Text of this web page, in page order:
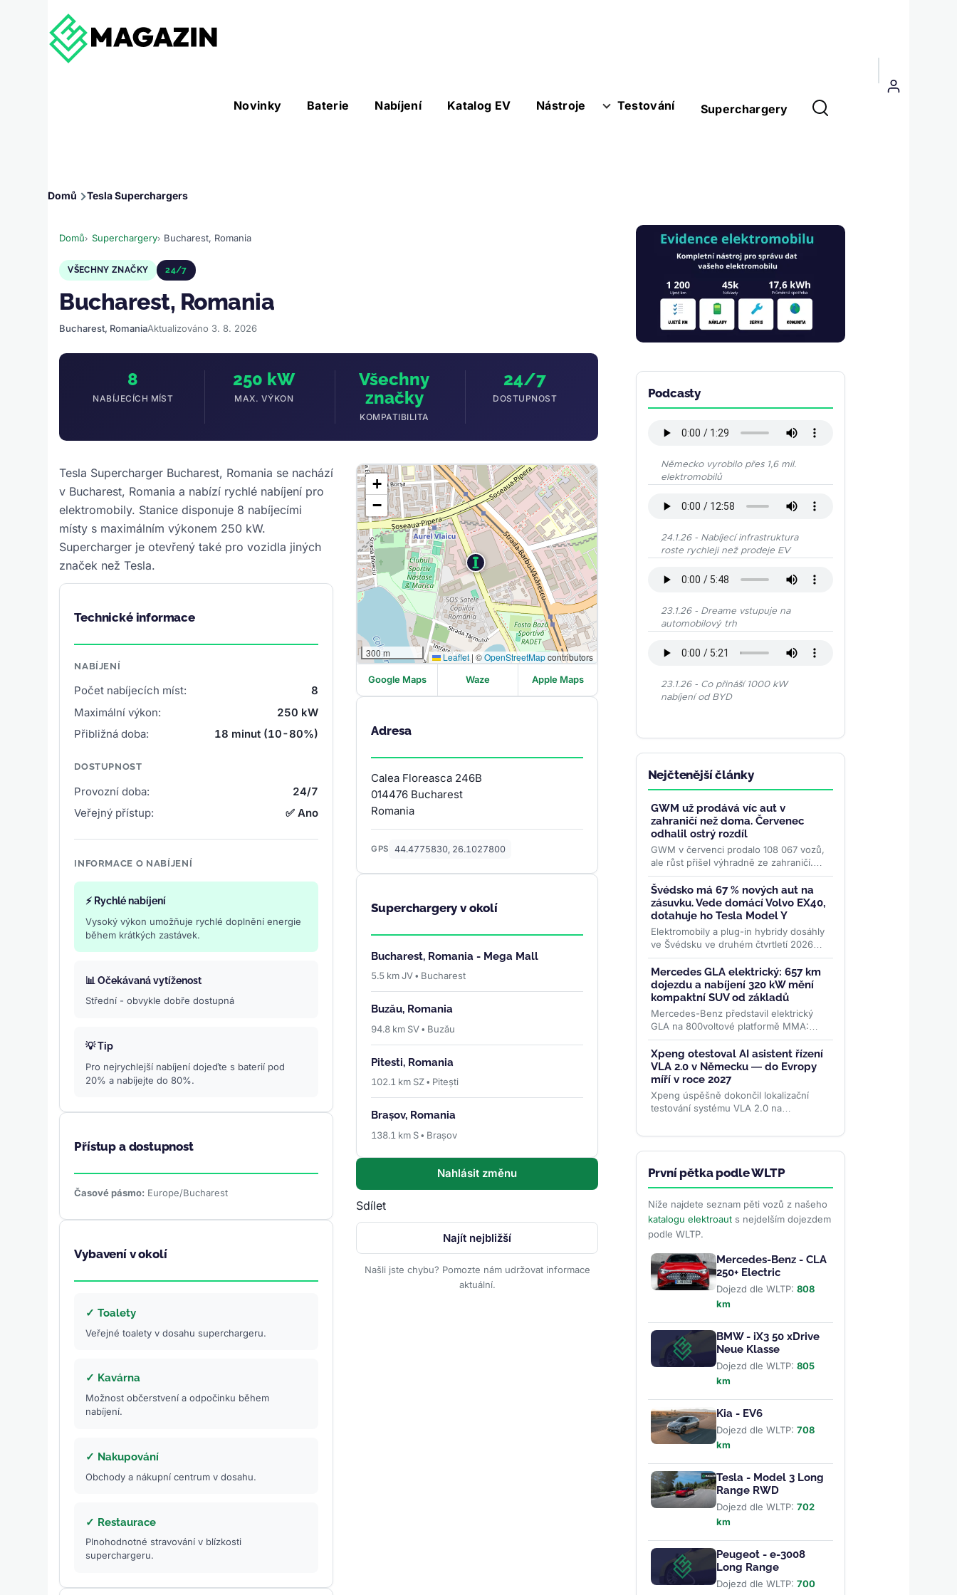
Hlavní
Novinky Baterie Nabíjení Katalog EV Nástroje
Nástroje sub-navigation Testování Superchargery
Menu
uživatelského
Drobečková
navigace
Domů Tesla Superchargers
Domů Superchargery Bucharest, Romania
VŠECHNY ZNAČKY 24/7
Bucharest, Romania
Bucharest, RomaniaAktualizováno 3. 8. 2026
8
NABÍJECÍCH MÍST
250 kW
MAX. VÝKON
Všechny
značky
KOMPATIBILITA
24/7
DOSTUPNOST
Tesla Supercharger Bucharest, Romania se nachází
v Bucharest, Romania a nabízí rychlé nabíjení pro
elektromobily. Stanice disponuje 8 nabíjecími
místy s maximálním výkonem 250 kW.
Supercharger je otevřený také pro vozidla jiných
značek než Tesla.
Technické informace
NABÍJENÍ
Počet nabíjecích míst:
8
Maximální výkon:
250 kW
Přibližná doba:
18 minut (10-80%)
DOSTUPNOST
Provozní doba:
24/7
Veřejný přístup:
✅ Ano
INFORMACE O NABÍJENÍ
⚡ Rychlé nabíjení
Vysoký výkon umožňuje rychlé doplnění energie
během krátkých zastávek.
📊 Očekávaná vytíženost
Střední - obvykle dobře dostupná
💡 Tip
Pro nejrychlejší nabíjení dojeďte s baterií pod
20% a nabíjejte do 80%.
Přístup a dostupnost
Časové pásmo: Europe/Bucharest
Vybavení v okolí
✓ Toalety
Veřejné toalety v dosahu superchargeru.
✓ Kavárna
Možnost občerstvení a odpočinku během
nabíjení.
✓ Nakupování
Obchody a nákupní centrum v dosahu.
✓ Restaurace
Plnohodnotné stravování v blízkosti
superchargeru.
+
−
300 m Leaflet | ©OpenStreetMapcontributors
Google Maps Waze Apple Maps
Adresa
Calea Floreasca 246B
014476 Bucharest
Romania
GPS 44.4775830, 26.1027800
Superchargery v okolí
Bucharest, Romania - Mega Mall
5.5 km JV • Bucharest
Buzău, Romania
94.8 km SV • Buzău
Pitesti, Romania
102.1 km SZ • Pitești
Brașov, Romania
138.1 km S • Brașov
Nahlásit změnu
Sdílet
Najít nejbližší
Našli jste chybu? Pomozte nám udržovat informace
aktuální.
Obrázek
Podcasty
Německo vyrobilo přes 1,6 mil.
elektromobilů
24.1.26 - Nabíjecí infrastruktura
roste rychleji než prodeje EV
23.1.26 - Dreame vstupuje na
automobilový trh
23.1.26 - Co přináší 1000 kW
nabíjení od BYD
Nejčtenější články
GWM už prodává víc aut v
zahraničí než doma. Červenec
odhalil ostrý rozdíl
GWM v červenci prodalo 108 067 vozů,
ale růst přišel výhradně ze zahraničí.
Vývoz poprvé výrazně převážil domácí
prodeje, zatímco...>>
Švédsko má 67 % nových aut na
zásuvku. Vede domácí Volvo EX40,
dotahuje ho Tesla Model Y
Elektromobily a plug-in hybridy dosáhly
ve Švédsku ve druhém čtvrtletí 2026
podílu 67 %. Kraluje domácí Volvo EX40,
těsně za ním Tesla...>>
Mercedes GLA elektrický: 657 km
dojezdu a nabíjení 320 kW mění
kompaktní SUV od základů
Mercedes-Benz představil elektrický
GLA na 800voltové platformě MMA:
dojezd až 657 km WLTP, nabíjení
výkonem 320 kW a plnění na 80 % za
22... >>
Xpeng otestoval AI asistent řízení
VLA 2.0 v Německu — do Evropy
míří v roce 2027
Xpeng úspěšně dokončil lokalizační
testování systému VLA 2.0 na
zvládá evropské dopravní...>>
První pětka podle WLTP
Níže najdete seznam pěti vozů z našeho
katalogu elektroauts nejdelším dojezdem
podle WLTP.
Mercedes-Benz - CLA
250+ Electric
Dojezd dle WLTP: 808
km
BMW - iX3 50 xDrive
Neue Klasse
Dojezd dle WLTP: 805
km
Kia - EV6
Dojezd dle WLTP: 708
km
Tesla - Model 3 Long
Range RWD
Dojezd dle WLTP: 702
km
Peugeot - e-3008
Long Range
Dojezd dle WLTP: 700